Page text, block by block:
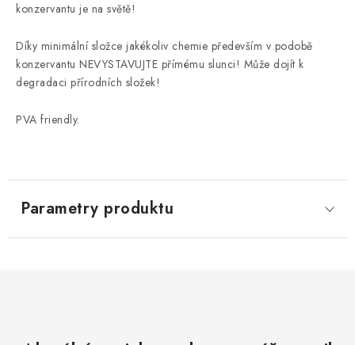
konzervantu je na světě!
Díky minimální složce jakékoliv chemie především v podobě
konzervantu NEVYSTAVUJTE přímému slunci! Může dojít k
degradaci přírodních složek!
PVA friendly.
Parametry produktu